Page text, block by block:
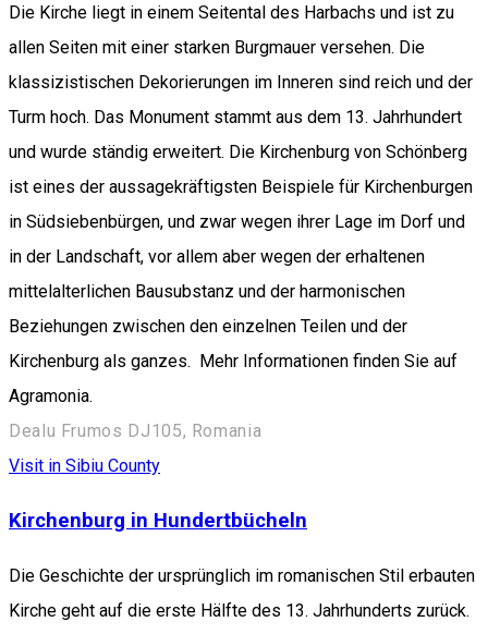
Die Kirche liegt in einem Seitental des Harbachs und ist zu
allen Seiten mit einer starken Burgmauer versehen. Die
klassizistischen Dekorierungen im Inneren sind reich und der
Turm hoch. Das Monument stammt aus dem 13. Jahrhundert
und wurde ständig erweitert. Die Kirchenburg von Schönberg
ist eines der aussagekräftigsten Beispiele für Kirchenburgen
in Südsiebenbürgen, und zwar wegen ihrer Lage im Dorf und
in der Landschaft, vor allem aber wegen der erhaltenen
mittelalterlichen Bausubstanz und der harmonischen
Beziehungen zwischen den einzelnen Teilen und der
Kirchenburg als ganzes. Mehr Informationen finden Sie auf
Agramonia.
Dealu Frumos DJ105, Romania
Visit in Sibiu County
Kirchenburg in Hundertbücheln
Die Geschichte der ursprünglich im romanischen Stil erbauten
Kirche geht auf die erste Hälfte des 13. Jahrhunderts zurück.